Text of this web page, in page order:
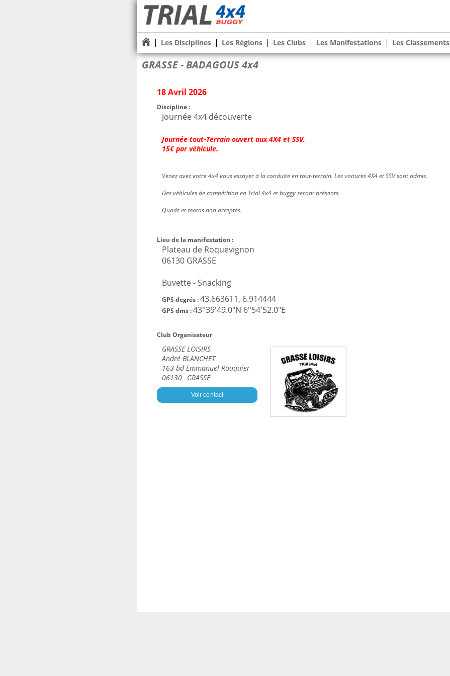
Les Disciplines Les Régions Les Clubs Les Manifestations Les Classements
GRASSE - BADAGOUS 4x4
18 Avril 2026
Discipline :
Journée 4x4 découverte
Journée tout-Terrain ouvert aux 4X4 et SSV.
15€ par véhicule.
Venez avec votre 4x4 vous essayer à la conduite en tout-terrain. Les voitures 4X4 et SSV sont admis.
Des véhicules de compétition en Trial 4x4 et buggy seront présents.
Quads et motos non acceptés.
Lieu de la manifestation :
Plateau de Roquevignon
06130 GRASSE
Buvette - Snacking
GPS degrés :43.663611, 6.914444
GPS dms :43°39'49.0"N 6°54'52.0"E
Club Organisateur
GRASSE LOISIRS
André BLANCHET
163 bd Emmanuel Rouquier
06130 GRASSE
Voir contact